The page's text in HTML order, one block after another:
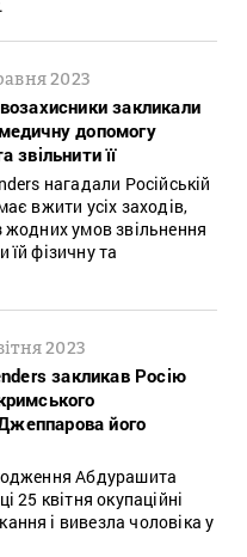
2023
закликали
допомогу
звільнити її
нагадали Російській
вжити усіх заходів,
жодних умов звільнення
їй фізичну та
2023
закликав Росію
його
Абдурашита
25 квітня окупаційні
і вивезла чоловіка у